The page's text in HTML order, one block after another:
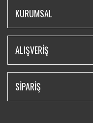
KURUMSAL
ALIŞVERİŞ
SİPARİŞ